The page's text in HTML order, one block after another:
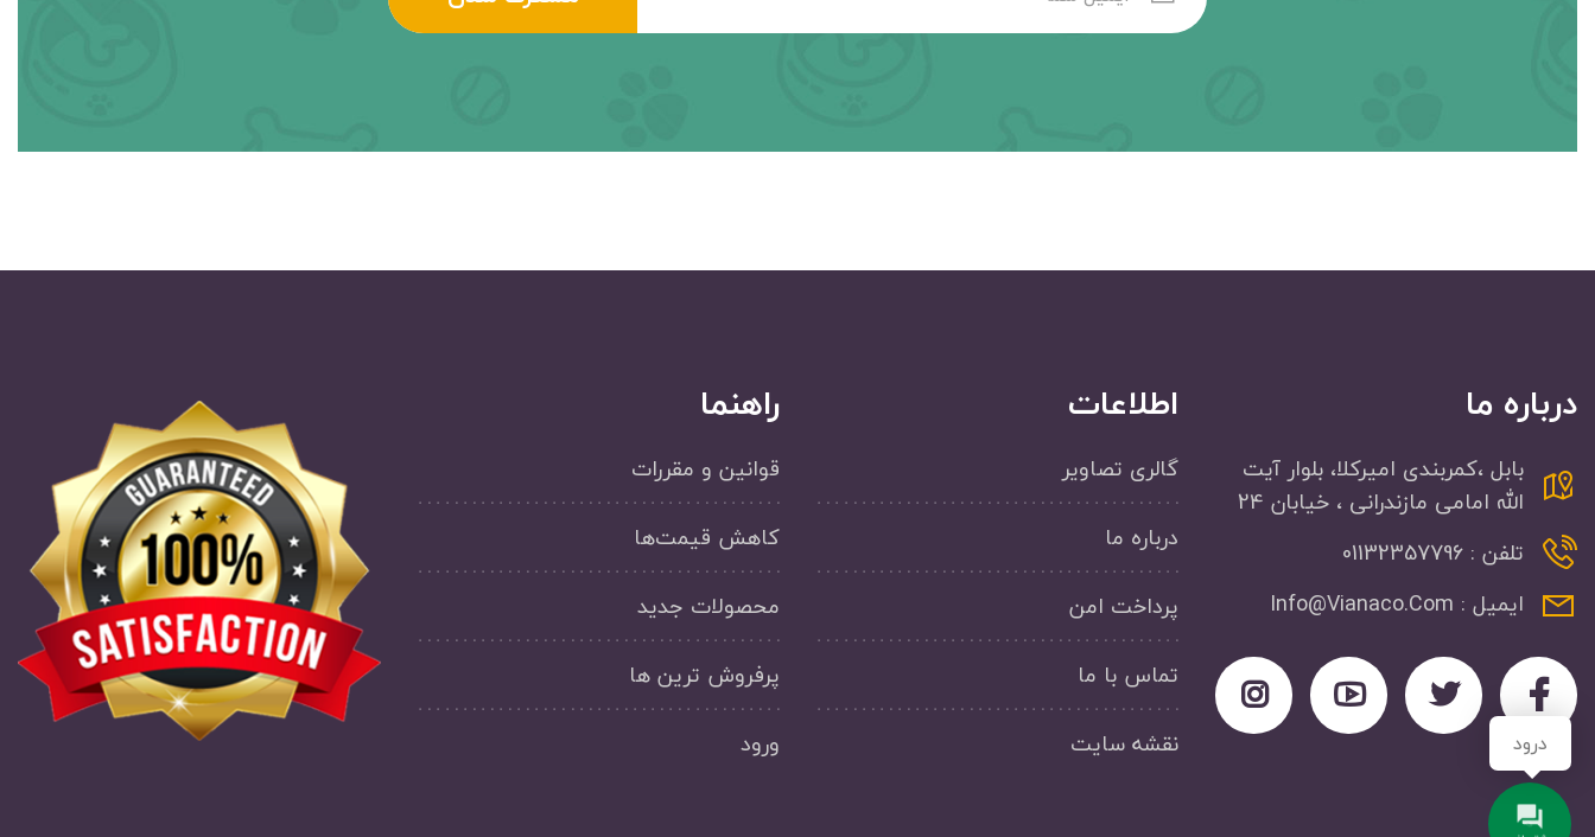
درباره ما
بابل ،کمربندی امیرکلا، بلوار آیت
الله امامی مازندرانی ، خیابان 24
تلفن : 01132357796
ایمیل : Info@Vianaco.Com
اطلاعات
گالری تصاویر
درباره ما
پرداخت امن
تماس با ما
نقشه سایت
راهنما
قوانین و مقررات
کاهش قیمت‌ها
محصولات جدید
پرفروش ترین ها
ورود
درود